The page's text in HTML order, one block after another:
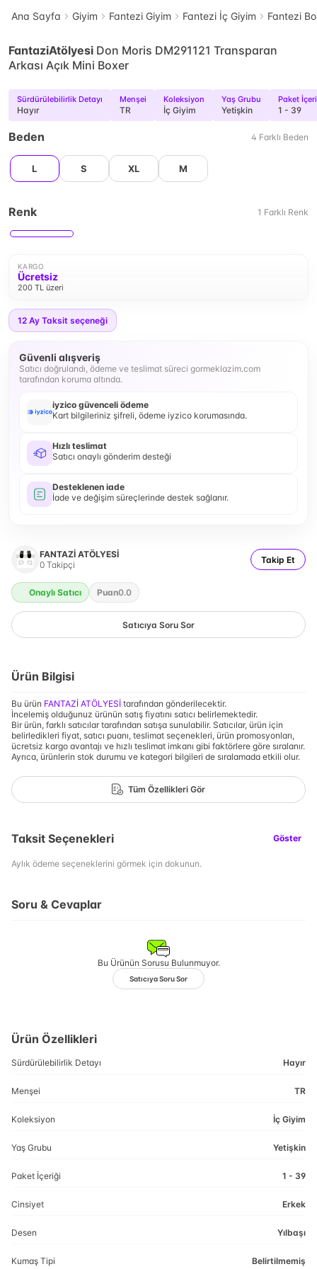
Ana Sayfa Giyim Fantezi Giyim Fantezi İç Giyim Fantezi
FantaziAtölyesi Don Moris DM291121 Transparan
Arkası Açık Mini Boxer
Sürdürülebilirlik Detayı
Hayır
Menşei
TR
Koleksiyon
İç Giyim
Yaş Grubu
Yetişkin
Paket
1 - 39
Beden 4 Farklı Beden
L S XL M
Renk 1 Farklı Renk
KARGO
Ücretsiz
200 TL üzeri
12 Ay Taksit seçeneği
Güvenli alışveriş
Satıcı doğrulandı, ödeme ve teslimat süreci gormeklazim.com
tarafından koruma altında.
iyzico güvenceli ödeme
Kart bilgileriniz şifreli, ödeme iyzico korumasında.
Hızlı teslimat
Satıcı onaylı gönderim desteği
Desteklenen iade
İade ve değişim süreçlerinde destek sağlanır.
FANTAZİ ATÖLYESİ
0 Takipçi Takip Et
Onaylı Satıcı Puan0.0
Satıcıya Soru Sor
Ürün Bilgisi
Bu ürün FANTAZİ ATÖLYESİ tarafından gönderilecektir.
İncelemiş olduğunuz ürünün satış fiyatını satıcı belirlemektedir.
Bir ürün, farklı satıcılar tarafından satışa sunulabilir. Satıcılar, ürün için
belirledikleri fiyat, satıcı puanı, teslimat seçenekleri, ürün promosyonları,
ücretsiz kargo avantajı ve hızlı teslimat imkanı gibi faktörlere göre sıralanır.
Ayrıca, ürünlerin stok durumu ve kategori bilgileri de sıralamada etkili olur.
Tüm Özellikleri Gör
Taksit Seçenekleri Göster
Aylık ödeme seçeneklerini görmek için dokunun.
Soru & Cevaplar
Bu Ürünün Sorusu Bulunmuyor.
Satıcıya Soru Sor
Ürün Özellikleri
Sürdürülebilirlik Detayı Hayır
Menşei TR
Koleksiyon İç Giyim
Yaş Grubu Yetişkin
Paket İçeriği 1 - 39
Cinsiyet Erkek
Desen Yılbaşı
Kumaş Tipi Belirtilmemiş